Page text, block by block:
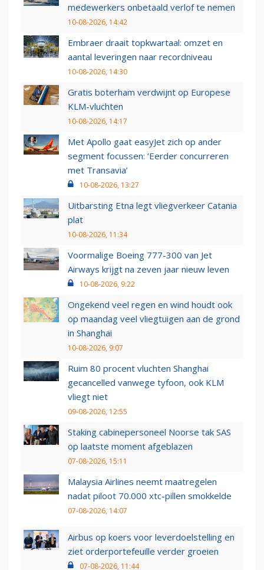
medewerkers onbetaald verlof te nemen
10-08-2026, 14:42
Embraer draait topkwartaal: omzet en
aantal leveringen naar recordniveau
10-08-2026, 14:30
Gratis boterham verdwijnt op Europese
KLM-vluchten
10-08-2026, 14:17
Met Apollo gaat easyJet zich op ander
segment focussen: ‘Eerder concurreren
met Transavia’
10-08-2026, 13:27
Uitbarsting Etna legt vliegverkeer Catania
plat
10-08-2026, 11:34
Voormalige Boeing 777-300 van Jet
Airways krijgt na zeven jaar nieuw leven
10-08-2026, 9:22
Ongekend veel regen en wind houdt ook
op maandag veel vliegtuigen aan de grond
in Shanghai
10-08-2026, 9:07
Ruim 80 procent vluchten Shanghai
gecancelled vanwege tyfoon, ook KLM
vliegt niet
09-08-2026, 12:55
Staking cabinepersoneel Noorse tak SAS
op laatste moment afgeblazen
07-08-2026, 15:11
Malaysia Airlines neemt maatregelen
nadat piloot 70.000 xtc-pillen smokkelde
07-08-2026, 14:07
Airbus op koers voor leverdoelstelling en
ziet orderportefeuille verder groeien
07-08-2026, 11:44